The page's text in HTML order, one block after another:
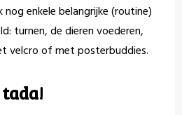
enkele belangrijke (routine)
turnen, de dieren voederen,
velcro of met posterbuddies.